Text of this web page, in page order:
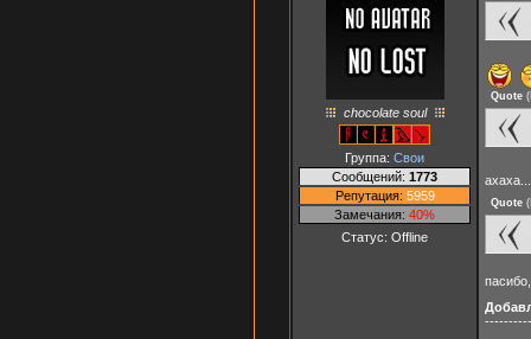
chocolate soul
Группа: Свои
Сообщений: 1773
Репутация: 5959
Замечания: 40%
Статус: Offline
Quote (
Quote (